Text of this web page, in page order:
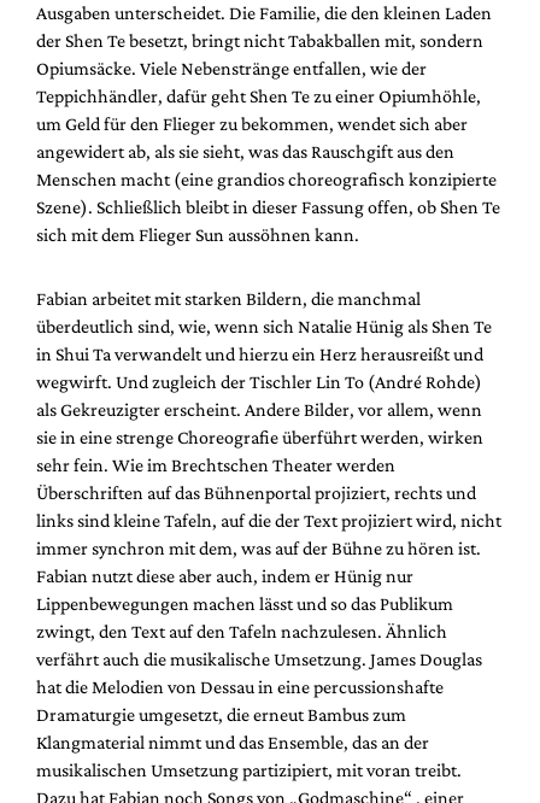
Ausgaben unterscheidet. Die Familie, die den kleinen Laden
der Shen Te besetzt, bringt nicht Tabakballen mit, sondern
Opiumsäcke. Viele Nebenstränge entfallen, wie der
Teppichhändler, dafür geht Shen Te zu einer Opiumhöhle,
um Geld für den Flieger zu bekommen, wendet sich aber
angewidert ab, als sie sieht, was das Rauschgift aus den
Menschen macht (eine grandios choreografisch konzipierte
Szene). Schließlich bleibt in dieser Fassung offen, ob Shen Te
sich mit dem Flieger Sun aussöhnen kann.
Fabian arbeitet mit starken Bildern, die manchmal
überdeutlich sind, wie, wenn sich Natalie Hünig als Shen Te
in Shui Ta verwandelt und hierzu ein Herz herausreißt und
wegwirft. Und zugleich der Tischler Lin To (André Rohde)
als Gekreuzigter erscheint. Andere Bilder, vor allem, wenn
sie in eine strenge Choreografie überführt werden, wirken
sehr fein. Wie im Brechtschen Theater werden
Überschriften auf das Bühnenportal projiziert, rechts und
links sind kleine Tafeln, auf die der Text projiziert wird, nicht
immer synchron mit dem, was auf der Bühne zu hören ist.
Fabian nutzt diese aber auch, indem er Hünig nur
Lippenbewegungen machen lässt und so das Publikum
zwingt, den Text auf den Tafeln nachzulesen. Ähnlich
verfährt auch die musikalische Umsetzung. James Douglas
hat die Melodien von Dessau in eine percussionshafte
Dramaturgie umgesetzt, die erneut Bambus zum
Klangmaterial nimmt und das Ensemble, das an der
musikalischen Umsetzung partizipiert, mit voran treibt.
Dazu hat Fabian noch Songs von „Godmaschine“ , einer